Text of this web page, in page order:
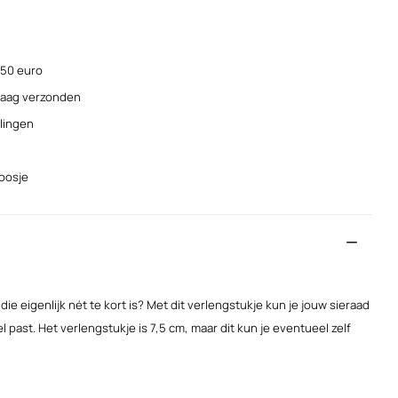
euro
verzonden
eigenlijk nét te kort is? Met dit verlengstukje kun je jouw sieraad
past. Het verlengstukje is 7,5 cm, maar dit kun je eventueel zelf